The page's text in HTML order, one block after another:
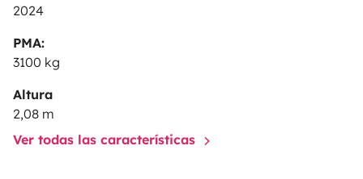
2024
PMA:
3100 kg
Altura
2,08 m
Ver todas las características